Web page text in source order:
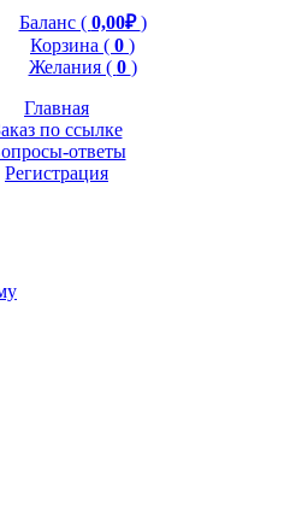
Баланс ( 0,00₽)
Корзина ( 0 )
Желания ( 0 )
Главная
по ссылке
ответы
Регистрация